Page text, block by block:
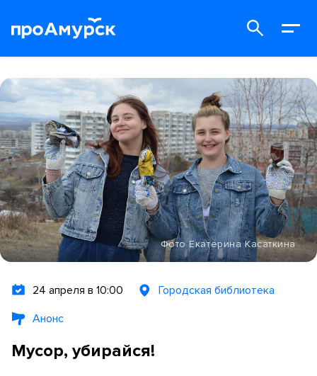
Фото Екатерина Касаткина
24 апреля в 10:00
Городская библиотека
Анонс
Мусор, убирайся!